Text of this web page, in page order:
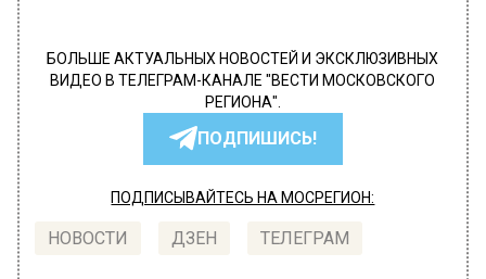
БОЛЬШЕ АКТУАЛЬНЫХ НОВОСТЕЙ И ЭКСКЛЮЗИВНЫХ
ВИДЕО В ТЕЛЕГРАМ-КАНАЛЕ "ВЕСТИ МОСКОВСКОГО
РЕГИОНА".
ПОДПИШИСЬ!
ПОДПИСЫВАЙТЕСЬ НА МОСРЕГИОН:
НОВОСТИ ДЗЕН ТЕЛЕГРАМ